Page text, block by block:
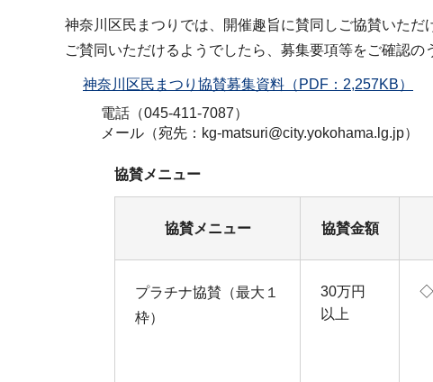
神奈川区民まつりでは、開催趣旨に賛同しご協賛いただ
ご賛同いただけるようでしたら、募集要項等をご確認
神奈川区民まつり協賛募集資料（PDF：2,257KB）
電話（045-411-7087）
メール（宛先：kg-matsuri@city.yokohama.lg.jp）
協賛メニュー
協賛メニュー 協賛金額
プラチナ協賛（最大１
枠）
30万円
以上
◇